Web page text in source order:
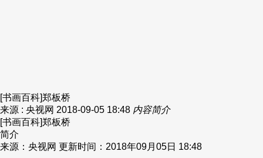
[书画百科]郑板桥
来源 : 央视网 2018-09-05 18:48 内容简介
[书画百科]郑板桥
简介
来源：央视网 更新时间：2018年09月05日 18:48